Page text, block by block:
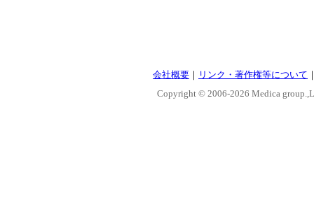
会社概要 ｜ リンク・著作権等について
Copyright © 2006-2026 Medica